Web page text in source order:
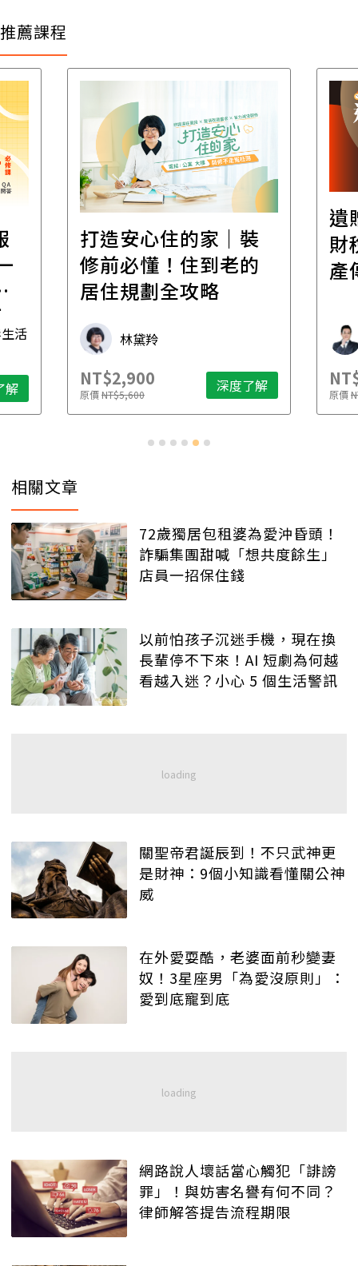
推薦課程
活
解
打造安心住的家｜裝
修前必懂！住到老的
居住規劃全攻略
林黛羚
NT$2,900
原價NT$5,600 深度了解
遺
財
產
原價
相關文章
72歲獨居包租婆為愛沖昏頭！
詐騙集團甜喊「想共度餘生」
店員一招保住錢
以前怕孩子沉迷手機，現在換
長輩停不下來！AI 短劇為何越
看越入迷？小心 5 個生活警訊
關聖帝君誕辰到！不只武神更
是財神：9個小知識看懂關公神
威
在外愛耍酷，老婆面前秒變妻
奴！3星座男「為愛沒原則」：
愛到底寵到底
網路說人壞話當心觸犯「誹謗
罪」！與妨害名譽有何不同？
律師解答提告流程期限